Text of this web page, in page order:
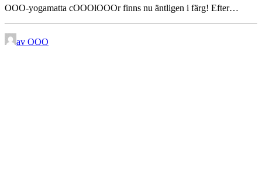
OOO-yogamatta cOOOlOOOr finns nu äntligen i färg! Efter…
av OOO